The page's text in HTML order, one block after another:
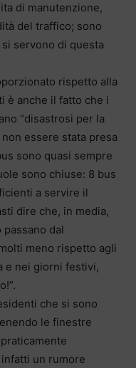
di manutenzione,
del traffico; sono
servono di questa
rispetto alla
è anche il fatto che i
“disastrosi per la
essere stata presa
sono quasi sempre
sono chiuse: 8 bus
a servire il
dire che, in media,
dal
meno rispetto agli
e nei giorni festivi,
che si sono
le finestre
un rumore